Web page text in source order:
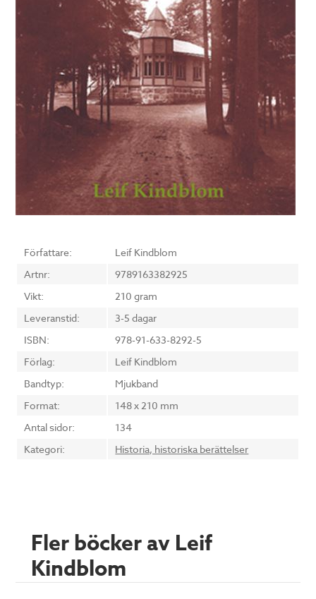
Författare:
Leif Kindblom
Artnr:
9789163382925
Vikt:
210 gram
Leveranstid:
3-5 dagar
ISBN:
978-91-633-8292-5
Förlag:
Leif Kindblom
Bandtyp:
Mjukband
Format:
148 x 210 mm
Antal sidor:
134
Kategori:
Historia, historiska berättelser
Fler böcker av Leif
Kindblom